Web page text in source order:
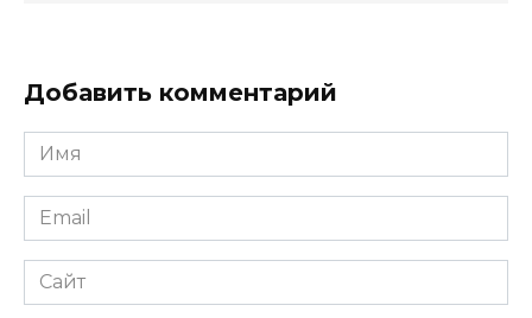
Добавить комментарий
Имя
*
Email
*
Сайт